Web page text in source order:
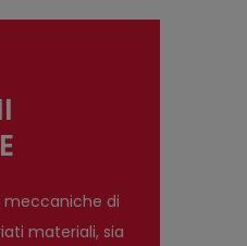
di
materiali, sia